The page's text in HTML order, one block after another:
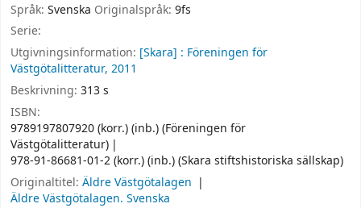
Språk: Svenska Originalspråk: 9fs
Serie:
Utgivningsinformation: [Skara] : Föreningen för
Västgötalitteratur, 2011
Beskrivning: 313 s
ISBN:
9789197807920 (korr.) (inb.) (Föreningen för
Västgötalitteratur)
978-91-86681-01-2 (korr.) (inb.) (Skara stiftshistoriska sällskap)
Originaltitel: Äldre Västgötalagen
Äldre Västgötalagen. Svenska